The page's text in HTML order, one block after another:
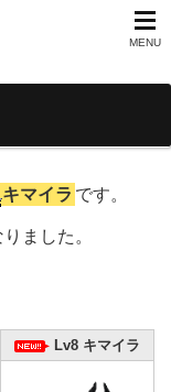
MENU
キマイラ です。
ました。
Lv8 キマイラ